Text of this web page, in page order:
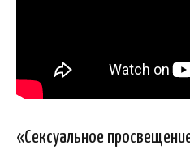
«Сексуальное